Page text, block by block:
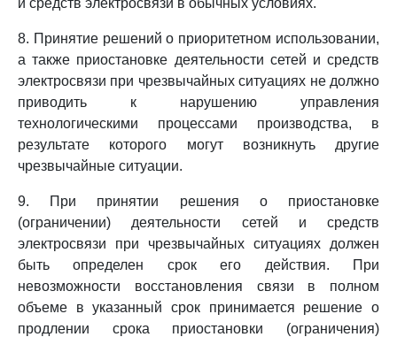
и средств электросвязи в обычных условиях.
8. Принятие решений о приоритетном использовании,
а также приостановке деятельности сетей и средств
электросвязи при чрезвычайных ситуациях не должно
приводить к нарушению управления
технологическими процессами производства, в
результате которого могут возникнуть другие
чрезвычайные ситуации.
9. При принятии решения о приостановке
(ограничении) деятельности сетей и средств
электросвязи при чрезвычайных ситуациях должен
быть определен срок его действия. При
невозможности восстановления связи в полном
объеме в указанный срок принимается решение о
продлении срока приостановки (ограничения)